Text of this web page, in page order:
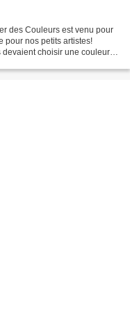
des Couleurs est venu pour
pour nos petits artistes!
devaient choisir une couleurs